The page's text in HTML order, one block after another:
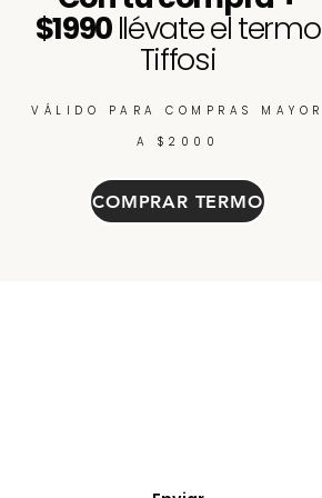
$1990llévate el termo
Tiffosi
VÁLIDO PARA COMPRAS MAYOR
A $2000
COMPRAR TERMO